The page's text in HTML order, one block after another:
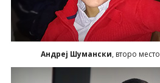
Андреј Шумански, второ место